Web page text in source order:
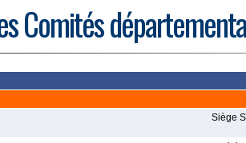
Comités
Siège